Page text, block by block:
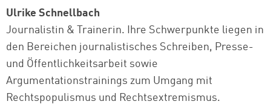
Ulrike Schnellbach
Journalistin & Trainerin. Ihre Schwerpunkte liegen in
den Bereichen journalistisches Schreiben, Presse-
und Öffentlichkeitsarbeit sowie
Argumentationstrainings zum Umgang mit
Rechtspopulismus und Rechtsextremismus.